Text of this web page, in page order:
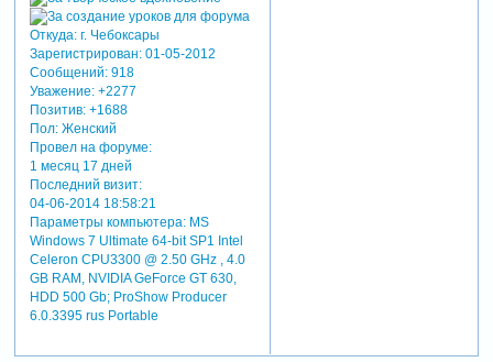
Откуда:г. Чебоксары
Зарегистрирован: 01-05-2012
Сообщений:918
Уважение: +2277
Позитив: +1688
Пол:Женский
Провел на форуме:
1 месяц 17 дней
Последний визит:
04-06-2014 18:58:21
Параметры компьютера:MS
Windows 7 Ultimate 64-bit SP1 Intel
Celeron CPU3300 @ 2.50 GHz , 4.0
GB RAM, NVIDIA GeForce GT 630,
HDD 500 Gb; ProShow Producer
6.0.3395 rus Portable